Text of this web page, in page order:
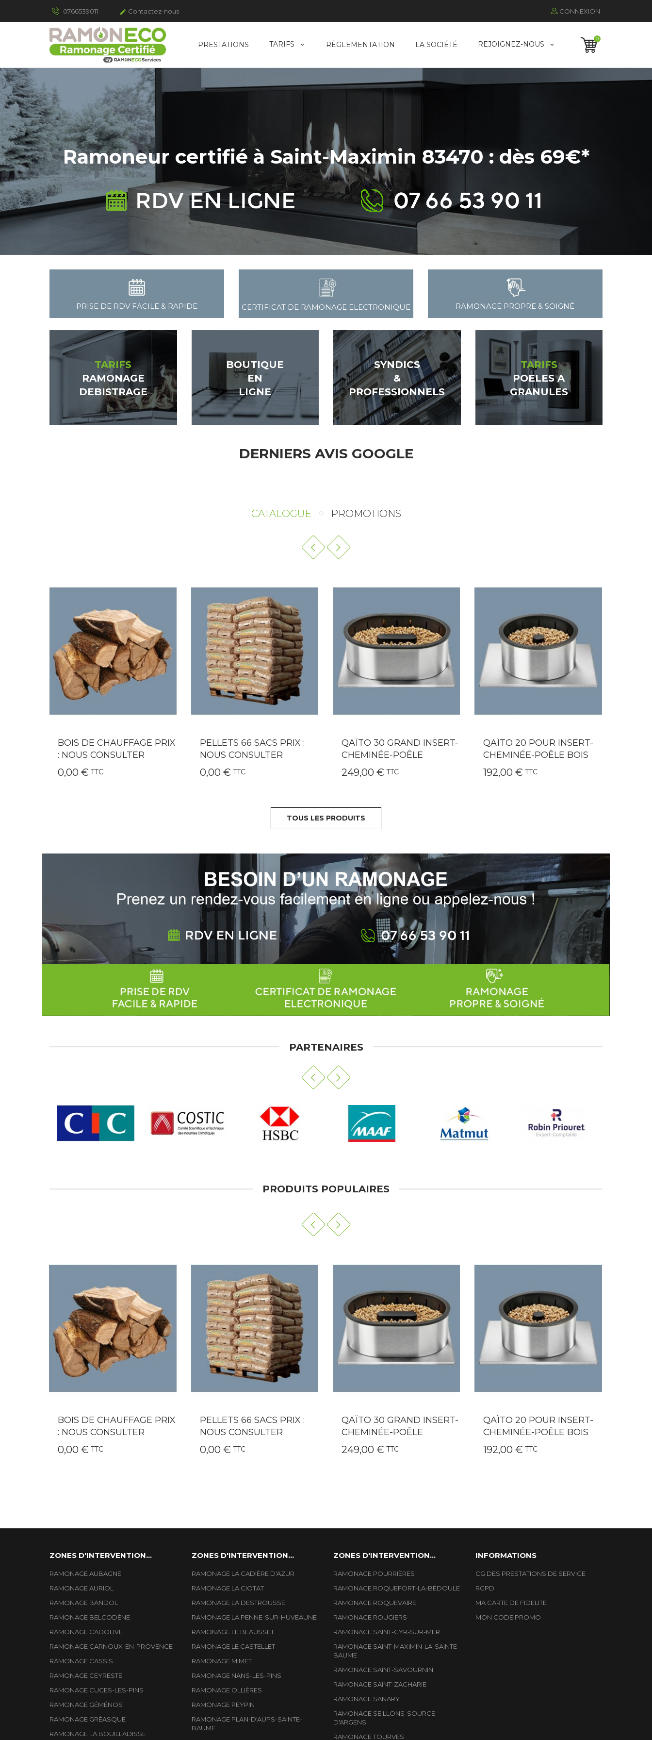
0766539011  Contactez-nous CONNEXION
PRESTATIONS TARIFS RÈGLEMENTATION LA SOCIÉTÉ REJOIGNEZ-NOUS
0
Ramoneur certifié à Saint-Maximin 83470 : dès 69€*
PRISE DE RDV FACILE & RAPIDE CERTIFICAT DE RAMONAGE ELECTRONIQUE RAMONAGE PROPRE & SOIGNÉ
TARIFS
RAMONAGE
DEBISTRAGE
BOUTIQUE
EN
LIGNE
SYNDICS
&
PROFESSIONNELS
TARIFS
POELES A
GRANULES
DERNIERS AVIS GOOGLE
CATALOGUE PROMOTIONS
PELLETS 66 SACS PRIX :
NOUS CONSULTER
0,00 € TTC
QAÏTO 30 GRAND INSERT-
CHEMINÉE-POÊLE
249,00 €TTC
QAÏTO 20 POUR INSERT-
CHEMINÉE-POÊLE BOIS
192,00 €TTC
QAÏTO 10 POUR PETITS
FOYERS
169,00 € TTC
TOUS LES PRODUITS
PARTENAIRES
PRODUITS POPULAIRES
PELLETS 66 SACS PRIX :
NOUS CONSULTER
0,00 € TTC
QAÏTO 30 GRAND INSERT-
CHEMINÉE-POÊLE
249,00 €TTC
QAÏTO 20 POUR INSERT-
CHEMINÉE-POÊLE BOIS
192,00 €TTC
QAÏTO 10 POUR PETITS
FOYERS
169,00 € TTC
ZONES D'INTERVENTION...
RAMONAGE AUBAGNE
RAMONAGE AURIOL
RAMONAGE BANDOL
RAMONAGE BELCODÈNE
RAMONAGE CADOLIVE
RAMONAGE CARNOUX-EN-PROVENCE
RAMONAGE CASSIS
RAMONAGE CEYRESTE
RAMONAGE CUGES-LES-PINS
RAMONAGE GÉMÉNOS
RAMONAGE GRÉASQUE
RAMONAGE LA BOUILLADISSE
ZONES D'INTERVENTION...
RAMONAGE LA CADIÈRE D'AZUR
RAMONAGE LA CIOTAT
RAMONAGE LA DESTROUSSE
RAMONAGE LA PENNE-SUR-HUVEAUNE
RAMONAGE LE BEAUSSET
RAMONAGE LE CASTELLET
RAMONAGE MIMET
RAMONAGE NANS-LES-PINS
RAMONAGE OLLIÈRES
RAMONAGE PEYPIN
RAMONAGE PLAN-D'AUPS-SAINTE-
BAUME
ZONES D'INTERVENTION...
RAMONAGE POURRIÈRES
RAMONAGE ROQUEFORT-LA-BÉDOULE
RAMONAGE ROQUEVAIRE
RAMONAGE ROUGIERS
RAMONAGE SAINT-CYR-SUR-MER
RAMONAGE SAINT-MAXIMIN-LA-SAINTE-
BAUME
RAMONAGE SAINT-SAVOURNIN
RAMONAGE SAINT-ZACHARIE
RAMONAGE SANARY
RAMONAGE SEILLONS-SOURCE-
D'ARGENS
RAMONAGE TOURVES
INFORMATIONS
CG DES PRESTATIONS DE SERVICE
RGPD
MA CARTE DE FIDELITE
MON CODE PROMO